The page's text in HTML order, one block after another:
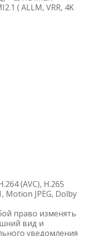
( ALLM, VRR, 4K
(AVC), H.265
Motion JPEG, Dolby
право изменять
вид и
уведомления